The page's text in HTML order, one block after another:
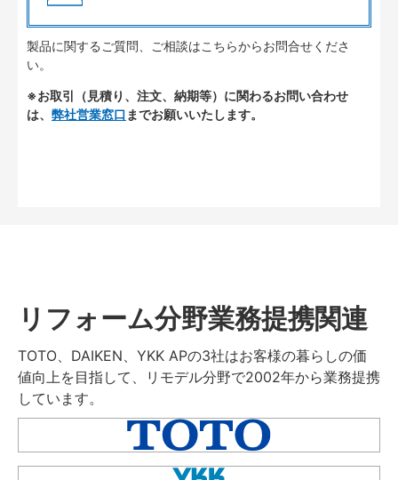
製品に関するご質問、ご相談はこちらからお問合せくださ
い。
※お取引（見積り、注文、納期等）に関わるお問い合わせ
は、 弊社営業窓口 までお願いいたします。
リフォーム分野業務提携関連
TOTO、DAIKEN、YKK APの3社はお客様の暮らしの価
値向上を目指して、リモデル分野で2002年から業務提携
しています。